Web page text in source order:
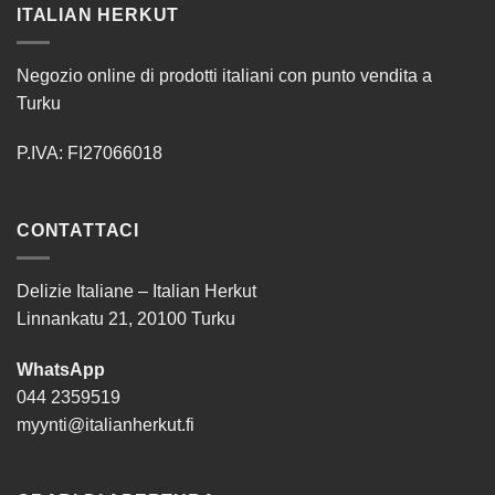
ITALIAN HERKUT
Negozio online di prodotti italiani con punto vendita a
Turku
P.IVA: FI27066018
CONTATTACI
Delizie Italiane – Italian Herkut
Linnankatu 21, 20100 Turku
WhatsApp
044 2359519
myynti@italianherkut.fi